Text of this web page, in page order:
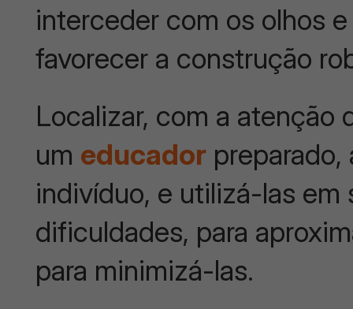
interceder com os olhos
favorecer a construção
Localizar, com a atenção
um educador
indivíduo, e utilizá-las em
dificuldades, para
para minimizá-las.